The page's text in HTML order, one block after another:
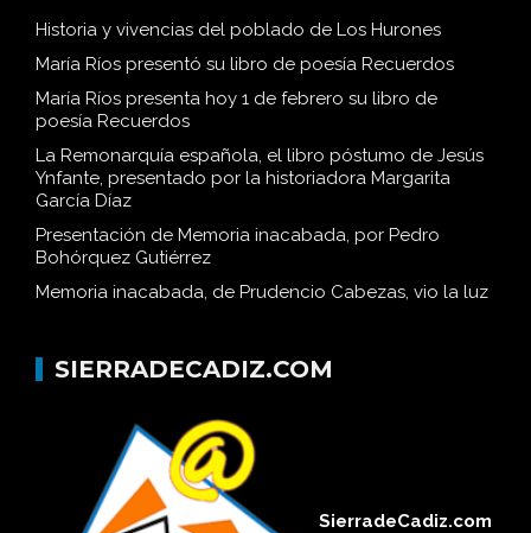
Historia y vivencias del poblado de Los Hurones
María Ríos presentó su libro de poesía Recuerdos
María Ríos presenta hoy 1 de febrero su libro de
poesía Recuerdos
La Remonarquía española, el libro póstumo de Jesús
Ynfante, presentado por la historiadora Margarita
García Díaz
Presentación de Memoria inacabada, por Pedro
Bohórquez Gutiérrez
Memoria inacabada, de Prudencio Cabezas, vio la luz
SIERRADECADIZ.COM
SierradeCadiz.com